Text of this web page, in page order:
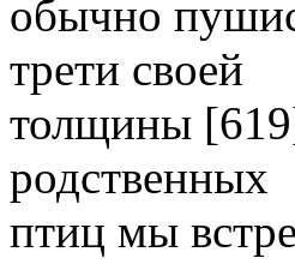
обычно
трети своей
толщины
родственных
птиц мы